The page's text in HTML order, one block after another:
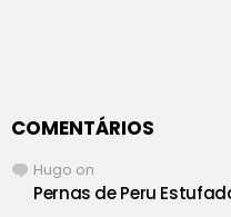
COMENTÁRIOS
Hugo on
Pernas de Peru